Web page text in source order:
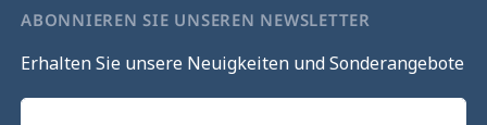
ABONNIEREN SIE UNSEREN NEWSLETTER
Erhalten Sie unsere Neuigkeiten und Sonderangebote